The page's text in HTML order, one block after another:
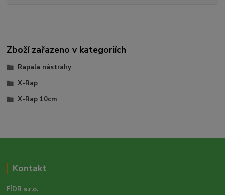
Zboží zařazeno v kategoriích
Rapala nástrahy
X-Rap
X-Rap 10cm
Kontakt
FÍDR s.r.o.